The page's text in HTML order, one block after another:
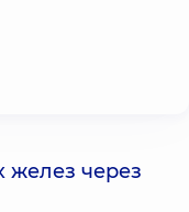
желез через